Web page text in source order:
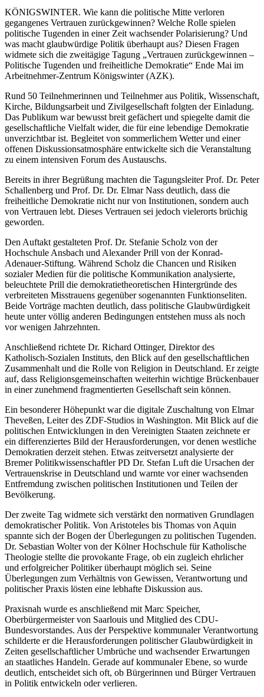
KÖNIGSWINTER. Wie kann die politische Mitte verloren
gegangenes Vertrauen zurückgewinnen? Welche Rolle spielen
politische Tugenden in einer Zeit wachsender Polarisierung? Und
was macht glaubwürdige Politik überhaupt aus? Diesen Fragen
widmete sich die zweitägige Tagung „Vertrauen zurückgewinnen –
Politische Tugenden und freiheitliche Demokratie“ Ende Mai im
Arbeitnehmer-Zentrum Königswinter (AZK).
Rund 50 Teilnehmerinnen und Teilnehmer aus Politik, Wissenschaft,
Kirche, Bildungsarbeit und Zivilgesellschaft folgten der Einladung.
Das Publikum war bewusst breit gefächert und spiegelte damit die
gesellschaftliche Vielfalt wider, die für eine lebendige Demokratie
unverzichtbar ist. Begleitet von sommerlichem Wetter und einer
offenen Diskussionsatmosphäre entwickelte sich die Veranstaltung
zu einem intensiven Forum des Austauschs.
Bereits in ihrer Begrüßung machten die Tagungsleiter Prof. Dr. Peter
Schallenberg und Prof. Dr. Dr. Elmar Nass deutlich, dass die
freiheitliche Demokratie nicht nur von Institutionen, sondern auch
von Vertrauen lebt. Dieses Vertrauen sei jedoch vielerorts brüchig
geworden.
Den Auftakt gestalteten Prof. Dr. Stefanie Scholz von der
Hochschule Ansbach und Alexander Prill von der Konrad-
Adenauer-Stiftung. Während Scholz die Chancen und Risiken
sozialer Medien für die politische Kommunikation analysierte,
beleuchtete Prill die demokratietheoretischen Hintergründe des
verbreiteten Misstrauens gegenüber sogenannten Funktionseliten.
Beide Vorträge machten deutlich, dass politische Glaubwürdigkeit
heute unter völlig anderen Bedingungen entstehen muss als noch
vor wenigen Jahrzehnten.
Anschließend richtete Dr. Richard Ottinger, Direktor des
Katholisch-Sozialen Instituts, den Blick auf den gesellschaftlichen
Zusammenhalt und die Rolle von Religion in Deutschland. Er zeigte
auf, dass Religionsgemeinschaften weiterhin wichtige Brückenbauer
in einer zunehmend fragmentierten Gesellschaft sein können.
Ein besonderer Höhepunkt war die digitale Zuschaltung von Elmar
Theveßen, Leiter des ZDF-Studios in Washington. Mit Blick auf die
politischen Entwicklungen in den Vereinigten Staaten zeichnete er
ein differenziertes Bild der Herausforderungen, vor denen westliche
Demokratien derzeit stehen. Etwas zeitversetzt analysierte der
Bremer Politikwissenschaftler PD Dr. Stefan Luft die Ursachen der
Vertrauenskrise in Deutschland und warnte vor einer wachsenden
Entfremdung zwischen politischen Institutionen und Teilen der
Bevölkerung.
Der zweite Tag widmete sich verstärkt den normativen Grundlagen
demokratischer Politik. Von Aristoteles bis Thomas von Aquin
spannte sich der Bogen der Überlegungen zu politischen Tugenden.
Dr. Sebastian Wolter von der Kölner Hochschule für Katholische
Theologie stellte die provokante Frage, ob ein zugleich ehrlicher
und erfolgreicher Politiker überhaupt möglich sei. Seine
Überlegungen zum Verhältnis von Gewissen, Verantwortung und
politischer Praxis lösten eine lebhafte Diskussion aus.
Praxisnah wurde es anschließend mit Marc Speicher,
Oberbürgermeister von Saarlouis und Mitglied des CDU-
Bundesvorstandes. Aus der Perspektive kommunaler Verantwortung
schilderte er die Herausforderungen politischer Glaubwürdigkeit in
Zeiten gesellschaftlicher Umbrüche und wachsender Erwartungen
an staatliches Handeln. Gerade auf kommunaler Ebene, so wurde
deutlich, entscheidet sich oft, ob Bürgerinnen und Bürger Vertrauen
in Politik entwickeln oder verlieren.